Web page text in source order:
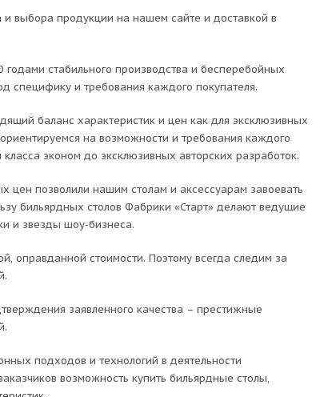
выбора продукции на нашем сайте и доставкой в
стабильного производства и бесперебойных
специфику и требования каждого покупателя.
баланс характеристик и цен как для эксклюзивных
на возможности и требования каждого
эконом до эксклюзивных авторских разработок.
цен позволили нашим столам и аксессуарам завоевать
бильярдных столов Фабрики «Старт» делают ведущие
и звезды шоу-бизнеса.
оправданной стоимости. Поэтому всегда следим за
заявленного качества – престижные
подходов и технологий в деятельности
возможность купить бильярдные столы,